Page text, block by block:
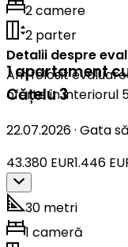
2 camere
2 parter
Detalii despre
Am folosit
oferte în interiorul
1 apartament
Cățelu 3
22.07.2026· Gata
43.380 EUR1.446
30 metri
1 cameră